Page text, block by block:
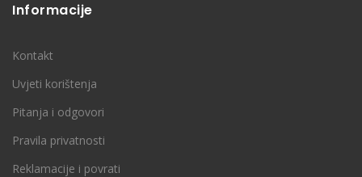
Informacije
Kontakt
Uvjeti korištenja
Pitanja i odgovori
Pravila privatnosti
Reklamacije i povrati